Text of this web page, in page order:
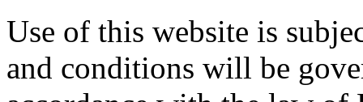
Use of this website is
and conditions will be